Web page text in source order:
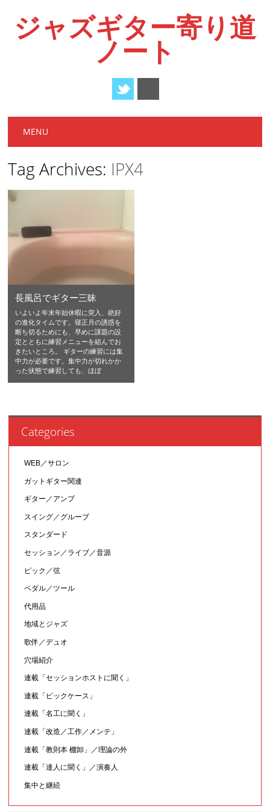
ジャズギター寄り道
ノート
Main menu
MENU
Tag Archives: IPX4
長風呂でギター三昧
いよいよ年末年始休暇に突入、絶好
の進化タイムです。寝正月の誘惑を
断ち切るためにも、早めに課題の設
定とともに練習メニューを組んでお
きたいところ。 ギターの練習には集
中力が必要です。集中力が切れかか
った状態で練習しても、ほぼ
Categories
WEB／サロン
ガットギター関連
ギター／アンプ
スイング／グルーブ
スタンダード
セッション／ライブ／音源
ピック／弦
ペダル／ツール
代用品
地域とジャズ
歌伴／デュオ
穴場紹介
連載「セッションホストに聞く」
連載「ピックケース」
連載「名工に聞く」
連載「改造／工作／メンテ」
連載「教則本 棚卸」／理論の外
連載「達人に聞く」／演奏人
集中と継続